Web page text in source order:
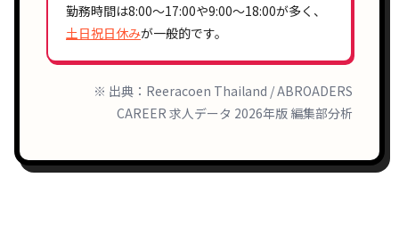
勤務時間は8:00〜17:00や9:00〜18:00が多く、
土日祝日休みが一般的です。
※ 出典：Reeracoen Thailand / ABROADERS
CAREER 求人データ 2026年版 編集部分析